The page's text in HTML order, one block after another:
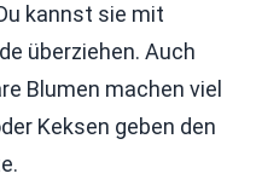
kannst sie mit
überziehen. Auch
Blumen machen viel
Keksen geben den